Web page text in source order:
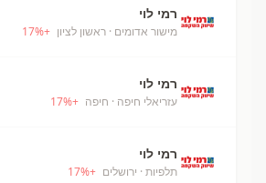
רמי לוי
מישור אדומים · ראשון לציון +
17%
רמי לוי
עזריאלי חיפה · חיפה +
17%
רמי לוי
תלפיות · ירושלים +
17%